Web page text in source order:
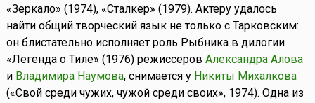
«Зеркало» (1974), «Сталкер» (1979). Актеру удалось
найти общий творческий язык не только с Тарковским:
он блистательно исполняет роль Рыбника в дилогии
«Легенда о Тиле» (1976) режиссеров Александра Алова
и Владимира Наумова, снимается у Никиты Михалкова
(«Свой среди чужих, чужой среди своих», 1974). Одна из